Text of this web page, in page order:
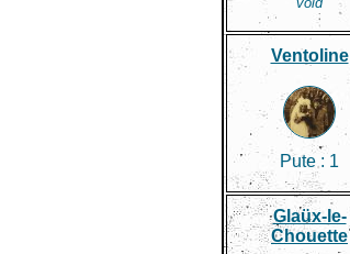
Ventoline
Pute : 1
Glaüx-le-
Chouette